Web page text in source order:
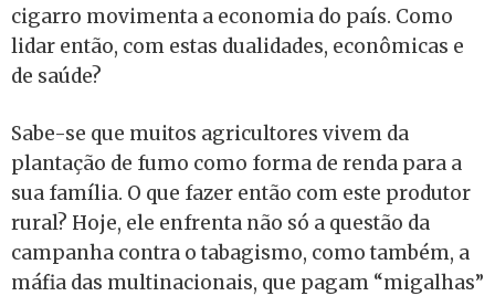
cigarro movimenta a economia do país. Como
lidar então, com estas dualidades, econômicas e
de saúde?
Sabe-se que muitos agricultores vivem da
plantação de fumo como forma de renda para a
sua família. O que fazer então com este produtor
rural? Hoje, ele enfrenta não só a questão da
campanha contra o tabagismo, como também, a
máfia das multinacionais, que pagam “migalhas”